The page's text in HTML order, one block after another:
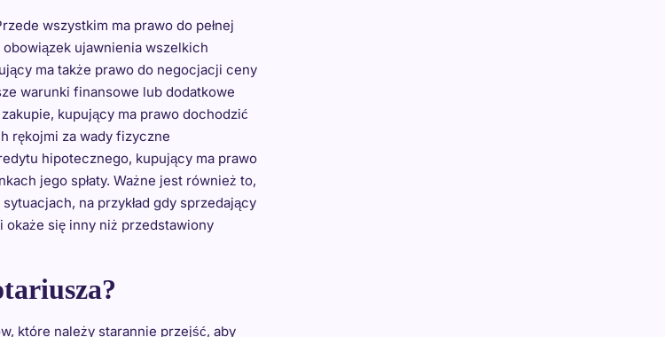
wszystkim ma prawo do pełnej
ujawnienia wszelkich
ma także prawo do negocjacji ceny
warunki finansowe lub dodatkowe
kupujący ma prawo dochodzić
rękojmi za wady fizyczne
hipotecznego, kupujący ma prawo
jego spłaty. Ważne jest również to,
na przykład gdy sprzedający
się inny niż przedstawiony
które należy starannie przejść, aby